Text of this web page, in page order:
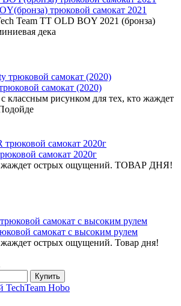
трюковой самокат 2021
Team TT OLD BOY 2021 (бронза)
дека
самокат (2020)
классным рисунком для тех, кто жаждет
самокат 2020г
жаждет острых ощущений. ТОВАР ДНЯ!
самокат с высоким рулем
жаждет острых ощущений. Товар дня!